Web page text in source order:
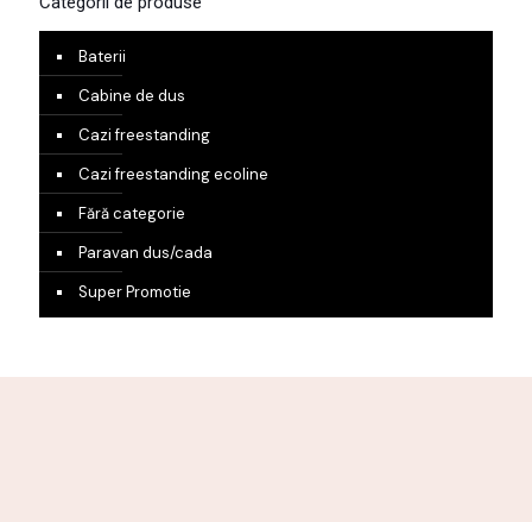
Baterii
Cabine de dus
Cazi freestanding
Cazi freestanding ecoline
Fără categorie
Paravan dus/cada
Super Promotie